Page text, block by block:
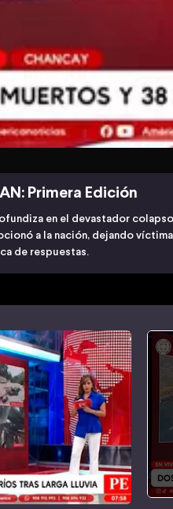
AN: Primera Edición
en el devastador colapso
a la nación, dejando
de respuestas.